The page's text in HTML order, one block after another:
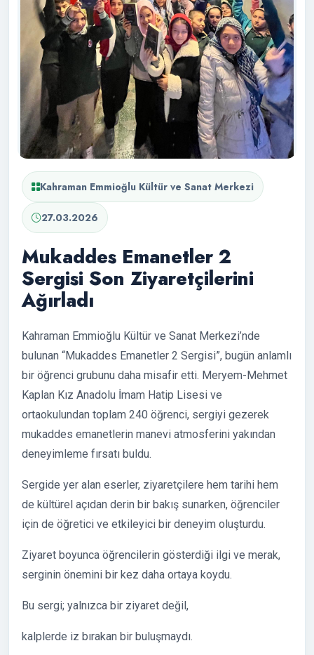
Kahraman Emmioğlu Kültür ve Sanat Merkezi
27.03.2026
Mukaddes Emanetler 2
Sergisi Son Ziyaretçilerini
Ağırladı
Kahraman Emmioğlu Kültür ve Sanat Merkezi’nde
bulunan “Mukaddes Emanetler 2 Sergisi”, bugün anlamlı
bir öğrenci grubunu daha misafir etti. Meryem-Mehmet
Kaplan Kız Anadolu İmam Hatip Lisesi ve
ortaokulundan toplam 240 öğrenci, sergiyi gezerek
mukaddes emanetlerin manevi atmosferini yakından
deneyimleme fırsatı buldu.
Sergide yer alan eserler, ziyaretçilere hem tarihi hem
de kültürel açıdan derin bir bakış sunarken, öğrenciler
için de öğretici ve etkileyici bir deneyim oluşturdu.
Ziyaret boyunca öğrencilerin gösterdiği ilgi ve merak,
serginin önemini bir kez daha ortaya koydu.
Bu sergi; yalnızca bir ziyaret değil,
kalplerde iz bırakan bir buluşmaydı.